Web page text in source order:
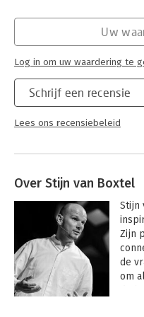
Schrijf een recensie
Lees ons recensiebeleid
Uw
Log in om uw waardering te
Over Stijn van Boxtel
Stijn
Zijn
de
om